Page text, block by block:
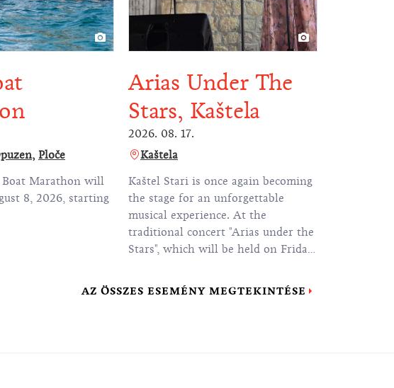
Ploče
Boat Marathon will
8, 2026, starting
Arias Under The
Stars, Kaštela
2026. 08. 17.
Kaštela
Kaštel Stari is once again becoming
the stage for an unforgettable
musical experience. At the
traditional concert "Arias under the
Stars", which will be held on Friday,
Brce in Kaštel Stari, we will enjoy
AZ ÖSSZES ESEMÉNY MEGTEKINTÉSE